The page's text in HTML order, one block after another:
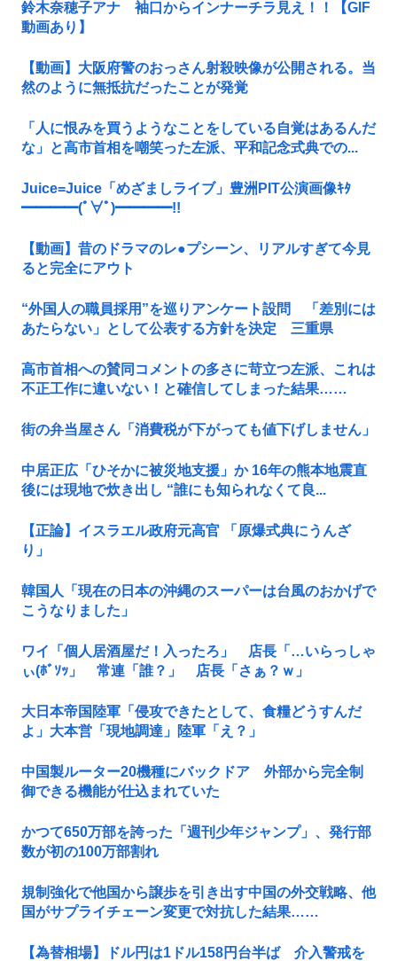
鈴木奈穂子アナ 袖口からインナーチラ見え！！【GIF
動画あり】
【動画】大阪府警のおっさん射殺映像が公開される。当
然のように無抵抗だったことが発覚
「人に恨みを買うようなことをしている自覚はあるんだ
な」と高市首相を嘲笑った左派、平和記念式典での...
Juice=Juice「めざましライブ」豊洲PIT公演画像ｷﾀ
━━━━(ﾟ∀ﾟ)━━━━!!
【動画】昔のドラマのレ●プシーン、リアルすぎて今見
ると完全にアウト
“外国人の職員採用”を巡りアンケート設問 「差別には
あたらない」として公表する方針を決定 三重県
高市首相への賛同コメントの多さに苛立つ左派、これは
不正工作に違いない！と確信してしまった結果……
街の弁当屋さん「消費税が下がっても値下げしません」
中居正広「ひそかに被災地支援」か 16年の熊本地震直
後には現地で炊き出し “誰にも知られなくて良...
【正論】イスラエル政府元高官 「原爆式典にうんざ
り」
韓国人「現在の日本の沖縄のスーパーは台風のおかげで
こうなりました」
ワイ「個人居酒屋だ！入ったろ」 店長「…いらっしゃ
ぃ(ﾎﾞｿｯ」 常連「誰？」 店長「さぁ？ｗ」
大日本帝国陸軍「侵攻できたとして、食糧どうすんだ
よ」大本営「現地調達」陸軍「え？」
中国製ルーター20機種にバックドア 外部から完全制
御できる機能が仕込まれていた
かつて650万部を誇った「週刊少年ジャンプ」、発行部
数が初の100万部割れ
規制強化で他国から譲歩を引き出す中国の外交戦略、他
国がサプライチェーン変更で対抗した結果……
【為替相場】ドル円は1ドル158円台半ば 介入警戒を